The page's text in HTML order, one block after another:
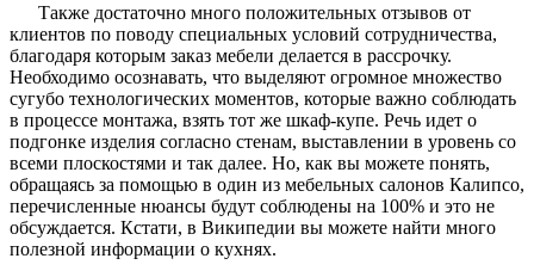
Также достаточно много положительных отзывов от
клиентов по поводу специальных условий сотрудничества,
благодаря которым заказ мебели делается в рассрочку.
Необходимо осознавать, что выделяют огромное множество
сугубо технологических моментов, которые важно соблюдать
в процессе монтажа, взять тот же шкаф-купе. Речь идет о
подгонке изделия согласно стенам, выставлении в уровень со
всеми плоскостями и так далее. Но, как вы можете понять,
обращаясь за помощью в один из мебельных салонов Калипсо,
перечисленные нюансы будут соблюдены на 100% и это не
обсуждается. Кстати, в Википедии вы можете найти много
полезной информации о кухнях.